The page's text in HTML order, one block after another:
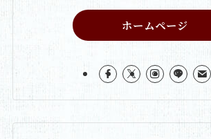
ホームページ